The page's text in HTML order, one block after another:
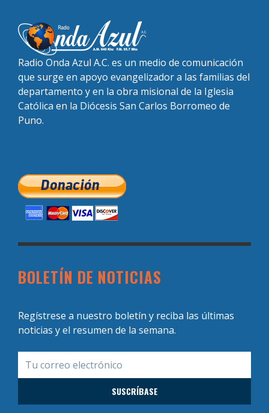
Radio Onda Azul A.C. es un medio de comunicación
que surge en apoyo evangelizador a las familias del
departamento y en la obra misional de la Iglesia
Católica en la Diócesis San Carlos Borromeo de
Puno.
BOLETÍN DE NOTICIAS
Regístrese a nuestro boletín y reciba las últimas
noticias y el resumen de la semana.